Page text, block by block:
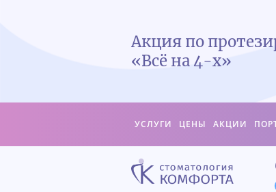
Акция по
«Всё на 4-х»
УСЛУГИ ЦЕНЫ АКЦИИ